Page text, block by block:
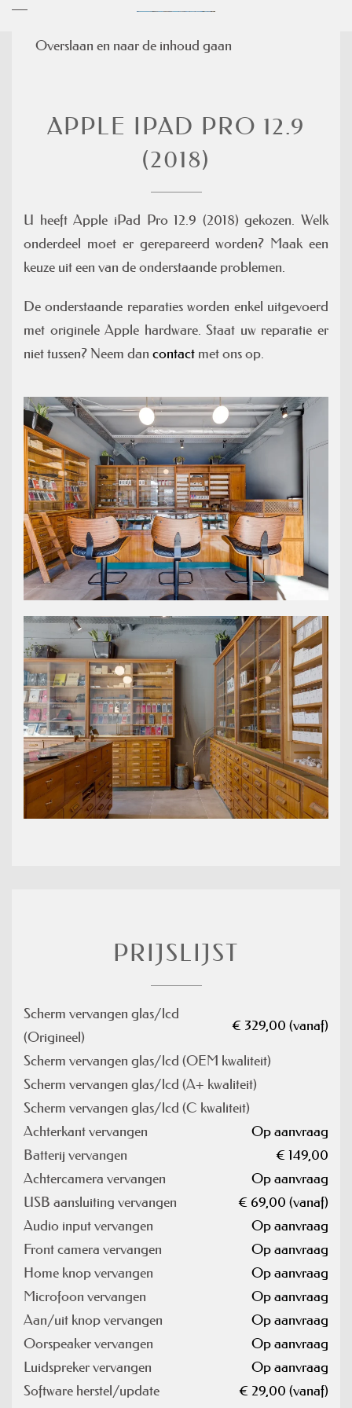
Overslaan en naar de inhoud gaan
APPLE IPAD PRO 12.9
(2018)
U heeft Apple iPad Pro 12.9 (2018) gekozen. Welk
onderdeel moet er gerepareerd worden? Maak een
keuze uit een van de onderstaande problemen.
De onderstaande reparaties worden enkel uitgevoerd
met originele Apple hardware. Staat uw reparatie er
niet tussen? Neem dan contact met ons op.
PRIJSLIJST
Scherm vervangen glas/lcd
(Origineel)
€ 329,00 (vanaf)
Scherm vervangen glas/lcd (OEM kwaliteit)
Scherm vervangen glas/lcd (A+ kwaliteit)
Scherm vervangen glas/lcd (C kwaliteit)
Achterkant vervangen
Op aanvraag
Batterij vervangen
€ 149,00
Achtercamera vervangen
Op aanvraag
USB aansluiting vervangen
€ 69,00 (vanaf)
Audio input vervangen
Op aanvraag
Front camera vervangen
Op aanvraag
Home knop vervangen
Op aanvraag
Microfoon vervangen
Op aanvraag
Aan/uit knop vervangen
Op aanvraag
Oorspeaker vervangen
Op aanvraag
Luidspreker vervangen
Op aanvraag
Software herstel/update
€ 29,00 (vanaf)